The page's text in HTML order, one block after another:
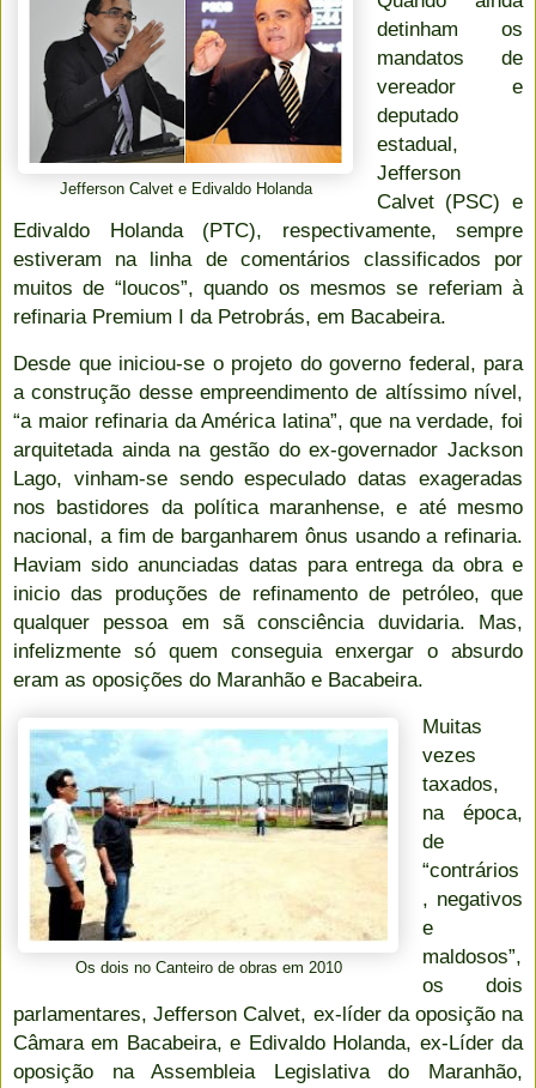
Jefferson Calvet e Edivaldo Holanda
detinham os
mandatos de
vereador e
deputado
estadual,
Jefferson
Calvet (PSC) e
Edivaldo Holanda (PTC), respectivamente, sempre
estiveram na linha de comentários classificados por
muitos de “loucos”, quando os mesmos se referiam à
refinaria Premium I da Petrobrás, em Bacabeira.
Desde que iniciou-se o projeto do governo federal, para
a construção desse empreendimento de altíssimo nível,
“a maior refinaria da América latina”, que na verdade, foi
arquitetada ainda na gestão do ex-governador Jackson
Lago, vinham-se sendo especulado datas exageradas
nos bastidores da política maranhense, e até mesmo
nacional, a fim de barganharem ônus usando a refinaria.
Haviam sido anunciadas datas para entrega da obra e
inicio das produções de refinamento de petróleo, que
qualquer pessoa em sã consciência duvidaria. Mas,
infelizmente só quem conseguia enxergar o absurdo
eram as oposições do Maranhão e Bacabeira.
Os dois no Canteiro de obras em 2010
Muitas
vezes
taxados,
na época,
de
“contrários
, negativos
e
maldosos”,
os dois
parlamentares, Jefferson Calvet, ex-líder da oposição na
Câmara em Bacabeira, e Edivaldo Holanda, ex-Líder da
oposição na Assembleia Legislativa do Maranhão,